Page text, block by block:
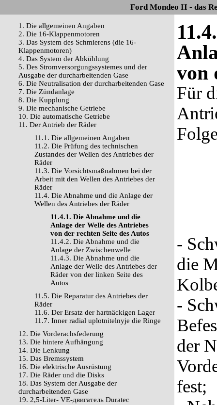
Ford Mondeo II - das
1. Die allgemeinen Angaben
2. Die 16-Klappenmotoren
3. Das System des Schmierens (die 16-
Klappenmotoren)
4. Das System der Abkühlung
5. Des Stromversorgungssystemes und der
Ausgabe der durcharbeitenden Gase
6. Die Neutralisation der durcharbeitenden Gase
7. Die Zündanlage
8. Die Kupplung
9. Die mechanische Getriebe
10. Die automatische Getriebe
11. Der Antrieb der Räder
11.1. Die allgemeinen Angaben
11.2. Die Prüfung des technischen
Zustandes der Wellen des Antriebes der
Räder
11.3. Die Vorsichtsmaßnahmen bei der
Arbeit mit den Wellen des Antriebes der
Räder
11.4. Die Abnahme und die Anlage der
Wellen des Antriebes der Räder
11.4.1. Die Abnahme und die
Anlage der Welle des Antriebes
von der rechten Seite des Autos
11.4.2. Die Abnahme und die
Anlage der Zwischenwelle
11.4.3. Die Abnahme und die
Anlage der Welle des Antriebes der
Räder von der linken Seite des
Autos
11.5. Die Reparatur des Antriebes der
Räder
11.6. Der Ersatz der hartnäckigen Lager
11.7. Inner radial uplotnitelnyje die Ringe
12. Die Vorderachsfederung
13. Die hintere Aufhängung
14. Die Lenkung
15. Das Bremssystem
16. Die elektrische Ausrüstung
17. Die Räder und die Disks
18. Das System der Ausgabe der
durcharbeitenden Gase
19. 2,5-Liter- VЕ-двигатель Duratec
von
Für
-
die
-
der
fest;